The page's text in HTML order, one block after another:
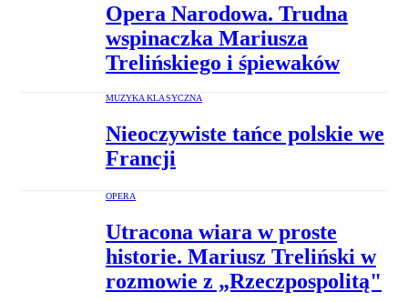
Opera Narodowa. Trudna
wspinaczka Mariusza
Trelińskiego i śpiewaków
MUZYKA KLASYCZNA
Nieoczywiste tańce polskie we
Francji
OPERA
Utracona wiara w proste
historie. Mariusz Treliński w
rozmowie z „Rzeczpospolitą"